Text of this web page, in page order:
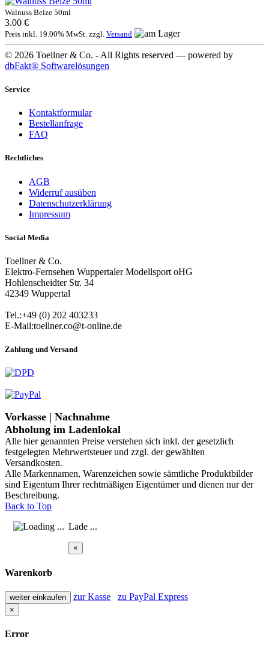
Walnuss Beize 50ml
3.00 €
Preis inkl. 19.00% MwSt. zzgl. Versand
© 2026 Toellner & Co. - All Rights reserved — powered by
dbFakt® Softwarelösungen
Service
Kontaktformular
Bestellanfrage
FAQ
Rechtliches
AGB
Widerruf ausüben
Datenschutzerklärung
Impressum
Social Media
Toellner & Co.
Elektro-Fernsehen Wuppertaler Modellsport oHG
Hohlenscheidter Str. 34
42349 Wuppertal
Tel.:+49 (0) 202 403233
E-Mail:toellner.co@t-online.de
Zahlung und Versand
Vorkasse | Nachnahme
Abholung im Ladenlokal
Alle hier genannten Preise verstehen sich inkl. der gesetzlich
festgelegten Mehrwertsteuer und zzgl. der gewählten
Versandkosten.
Alle Markennamen, Warenzeichen sowie sämtliche Produktbilder
sind Eigentum Ihrer rechtmäßigen Eigentümer und dienen nur der
Beschreibung.
Back to Top
Lade ...
×
Warenkorb
weiter einkaufen zur Kasse zu PayPal Express
×
Error